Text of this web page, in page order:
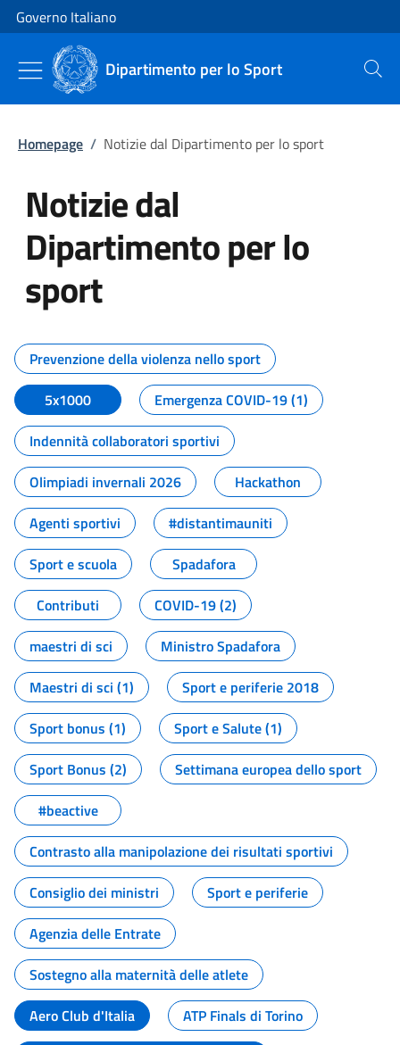
Vai al contenuto
Vai alla navigazione del sito
Governo Italiano
Dipartimento per lo Sport Cerca
Homepage / Notizie dal Dipartimento per lo sport
Notizie dal
Dipartimento per lo
sport
Tutti i contenuti della pagina
Prevenzione della violenza nello sport
5x1000
Emergenza COVID-19 (1)
Indennità collaboratori sportivi
Olimpiadi invernali 2026
Hackathon
Agenti sportivi
#distantimauniti
Sport e scuola
Spadafora
Contributi
COVID-19 (2)
maestri di sci
Ministro Spadafora
Maestri di sci (1)
Sport e periferie 2018
Sport bonus (1)
Sport e Salute (1)
Sport Bonus (2)
Settimana europea dello sport
#beactive
Contrasto alla manipolazione dei risultati sportivi
Consiglio dei ministri
Sport e periferie
Agenzia delle Entrate
Sostegno alla maternità delle atlete
Aero Club d'Italia
ATP Finals di Torino